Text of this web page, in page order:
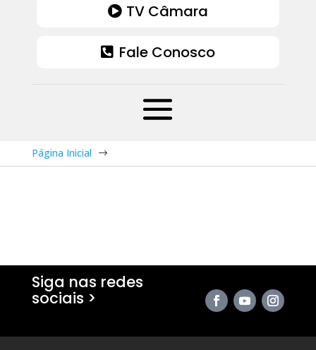
TV Câmara
Fale Conosco
Página Inicial $
Siga nas redes
sociais >